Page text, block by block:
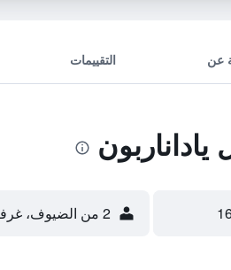
عن التقييمات
2 من الضيوف، غرفة واحدة